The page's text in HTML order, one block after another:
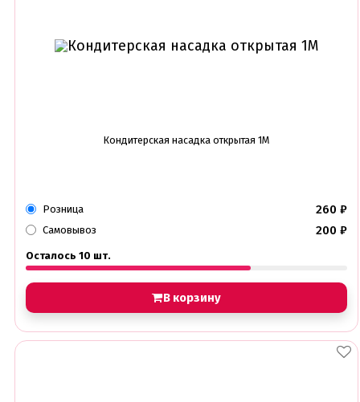
Кондитерская насадка открытая 1М
Розница 260 ₽
Самовывоз 200 ₽
Осталось 10 шт.
В корзину